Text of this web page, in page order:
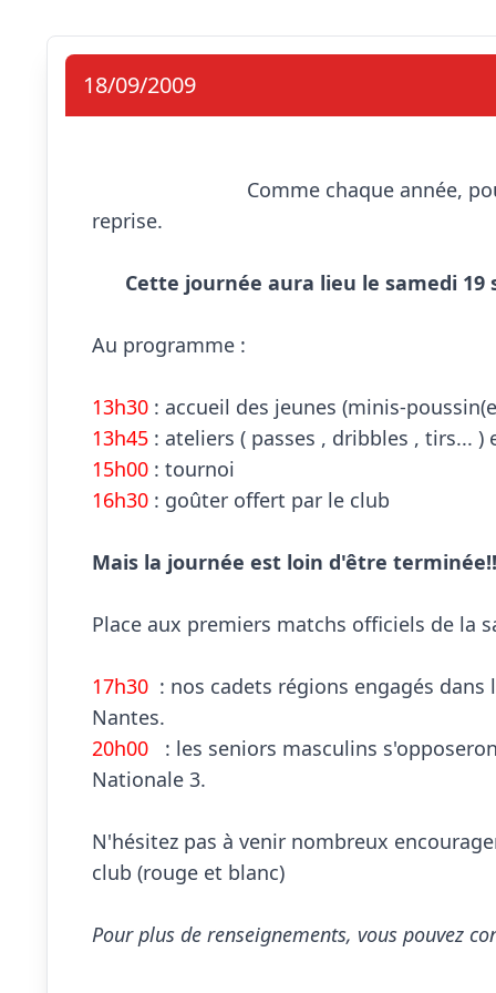
18/09/2009
reprise.
Cette journée aura lieu le samedi 19
Au programme :
13h30
13h45
15h00
16h30 : goûter offert par le club
Mais la journée est loin d'être
Place aux premiers matchs officiels de la
17h30
: nos cadets régions engagés
20h00
: les seniors masculins
Nationale 3.
N'hésitez pas à venir nombreux
club (rouge et blanc)
Pour plus de renseignements, vous pouvez